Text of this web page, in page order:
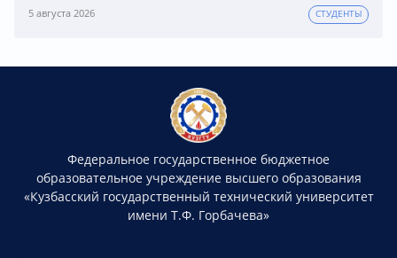
5 августа 2026 СТУДЕНТЫ
Федеральное государственное бюджетное
образовательное учреждение высшего образования
«Кузбасский государственный технический университет
имени Т.Ф. Горбачева»